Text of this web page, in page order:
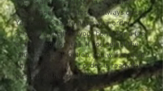
Orders are processed “on-demand”
which means the store is always open!
You can choose to have your order
shipped directly to your home for a fee
or to school for free. If you select the
“ship to school” option, you will receive
an email when your order is ready for
pick-up at the front office.